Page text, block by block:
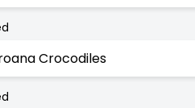
Crocodiles